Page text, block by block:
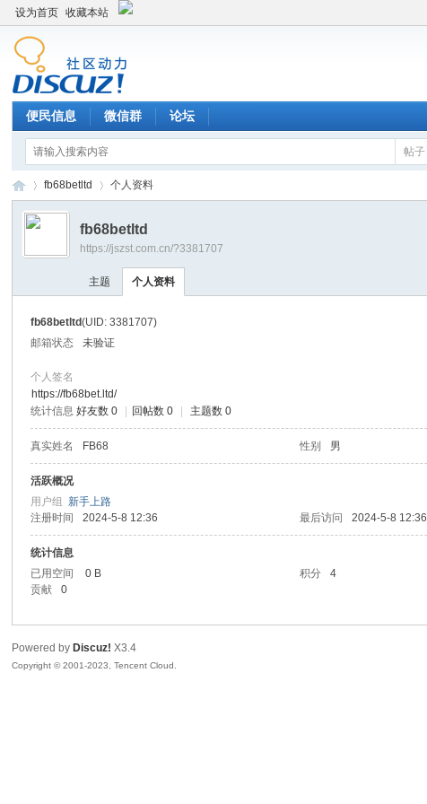
设为首页 收藏本站
便民信息 微信群 论坛
帖子
›
fb68betltd 个人资料
fb68betltd
https://jszst.com.cn/?3381707
主题 个人资料
fb68betltd(UID: 3381707)
邮箱状态
未验证
个人签名
https://fb68bet.ltd/
统计信息 好友数 0 回帖数 0 主题数 0
真实姓名 FB68 性别 男
活跃概况
用户组新手上路
注册时间
2024-5-8 12:36 最后访问 2024-5-8 12:36
统计信息
已用空间
0 B 积分 4
贡献
0
Powered by Discuz! X3.4
Copyright © 2001-2023, Tencent Cloud.